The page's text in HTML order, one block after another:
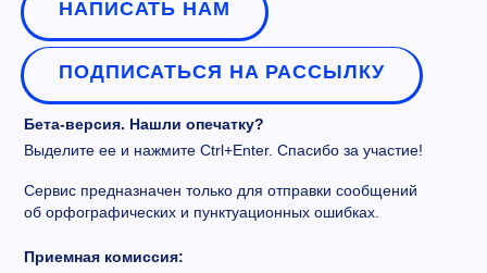
НАПИСАТЬ НАМ
ПОДПИСАТЬСЯ НА РАССЫЛКУ
Бета-версия. Нашли опечатку?
Выделите ее и нажмите Ctrl+Enter. Спасибо за участие!
Сервис предназначен только для отправки сообщений
об орфографических и пунктуационных ошибках.
Приемная комиссия: